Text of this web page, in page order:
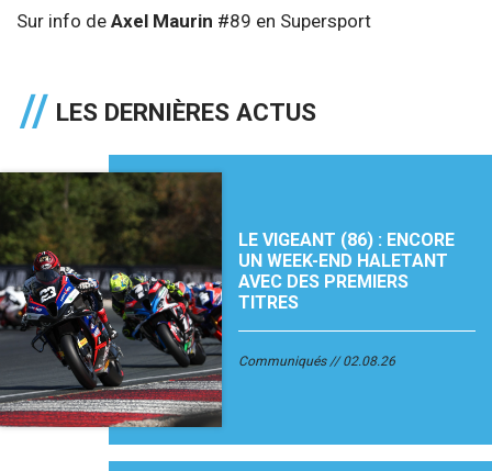
Sur info de Axel Maurin #89 en Supersport
LES DERNIÈRES ACTUS
LE VIGEANT (86) : ENCORE
UN WEEK-END HALETANT
AVEC DES PREMIERS
TITRES
Communiqués 02.08.26